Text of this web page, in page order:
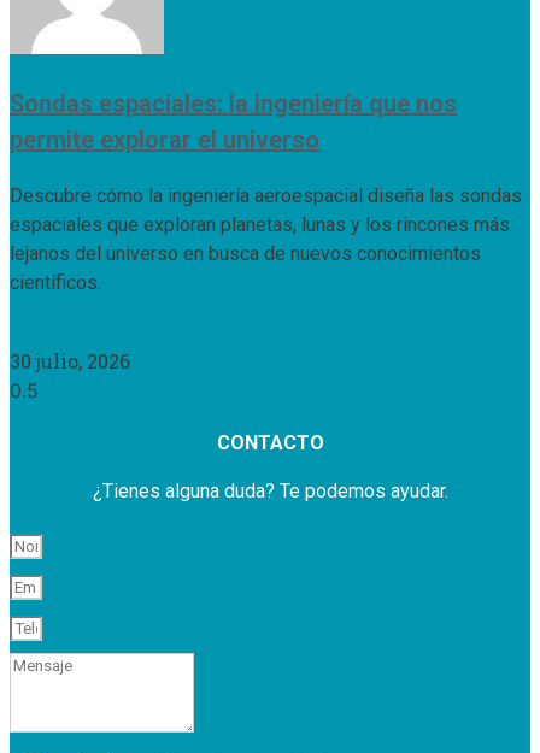
Sondas espaciales: la ingeniería que nos
permite explorar el universo
Descubre cómo la ingeniería aeroespacial diseña las sondas
espaciales que exploran planetas, lunas y los rincones más
lejanos del universo en busca de nuevos conocimientos
científicos.
30 julio, 2026
CONTACTO
¿Tienes alguna duda? Te podemos ayudar.